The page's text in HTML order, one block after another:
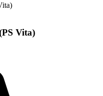
Vita)